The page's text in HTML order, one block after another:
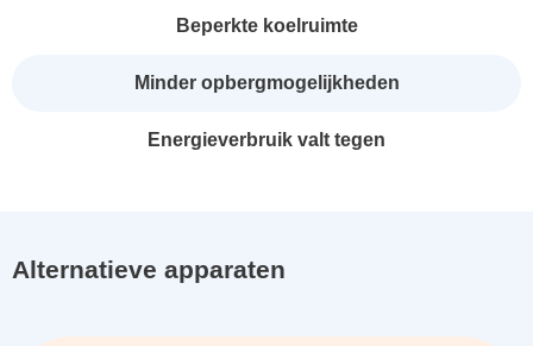
Beperkte koelruimte
Minder opbergmogelijkheden
Energieverbruik valt tegen
Alternatieve apparaten